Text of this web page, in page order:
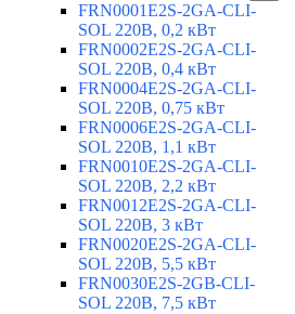
FRN0001E2S-2GA-CLI-
SOL 220В, 0,2 кВт
FRN0002E2S-2GA-CLI-
SOL 220В, 0,4 кВт
FRN0004E2S-2GA-CLI-
SOL 220В, 0,75 кВт
FRN0006E2S-2GA-CLI-
SOL 220В, 1,1 кВт
FRN0010E2S-2GA-CLI-
SOL 220В, 2,2 кВт
FRN0012E2S-2GA-CLI-
SOL 220В, 3 кВт
FRN0020E2S-2GA-CLI-
SOL 220В, 5,5 кВт
FRN0030E2S-2GB-CLI-
SOL 220В, 7,5 кВт